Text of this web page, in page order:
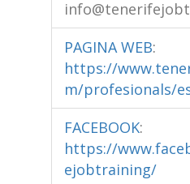
PAGINA WEB:
https://
m/profesionals/
FACEBOOK:
https://
ejobtraining/